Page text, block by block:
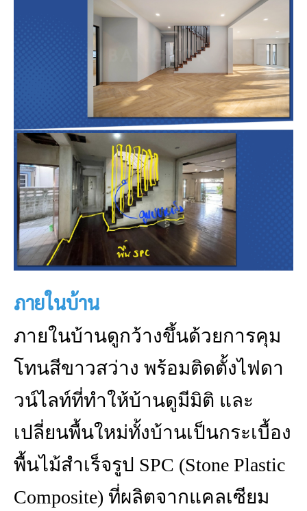
ภายในบ้าน
ภายในบ้านดูกว้างขึ้นด้วยการคุม
โทนสีขาวสว่าง พร้อมติดตั้งไฟดา
วน์ไลท์ที่ทำให้บ้านดูมีมิติ และ
เปลี่ยนพื้นใหม่ทั้งบ้านเป็นกระเบื้อง
พื้นไม้สำเร็จรูป SPC (Stone Plastic
Composite) ที่ผลิตจากแคลเซียม